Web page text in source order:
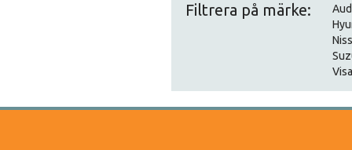
Filtrera på märke: